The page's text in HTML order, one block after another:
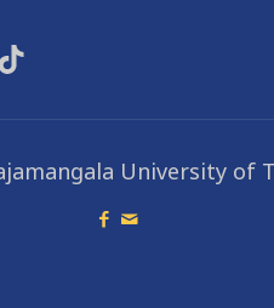
University of